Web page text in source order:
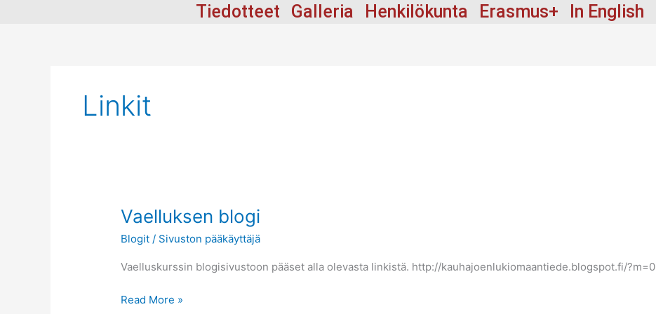
Tiedotteet Galleria Henkilökunta Erasmus+ In English
Linkit
Vaelluksen blogi
Blogit / Sivuston pääkäyttäjä
Vaelluskurssin blogisivustoon pääset alla olevasta linkistä. http://kauhajoenlukiomaantiede.blogspot.fi/?m=0
Vaelluksen
Read More »